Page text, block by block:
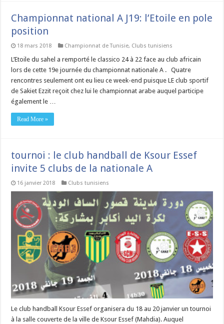
Championnat national A J19: l’Etoile en pole
position
18 mars 2018 Championnat de Tunisie, Clubs tunisiens
L’Etoile du sahel a remporté le classico 24 à 22 face au club africain
lors de cette 19e journée du championnat nationale A . Quatre
rencontres seulement ont eu lieu ce week-end puisque LE club sportif
de Sakiet Ezzit reçoit chez lui le championnat arabe auquel participe
également le …
Read More »
tournoi : le club handball de Ksour Essef
invite 5 clubs de la nationale A
16 janvier 2018 Clubs tunisiens
Le club handball Ksour Essef organisera du 18 au 20 janvier un tournoi
à la salle couverte de la ville de Ksour Essef (Mahdia). Auquel